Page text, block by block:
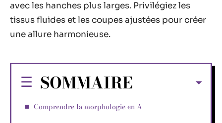
avec les hanches plus larges. Privilégiez les
tissus fluides et les coupes ajustées pour créer
une allure harmonieuse.
SOMMAIRE
Comprendre la morphologie en A